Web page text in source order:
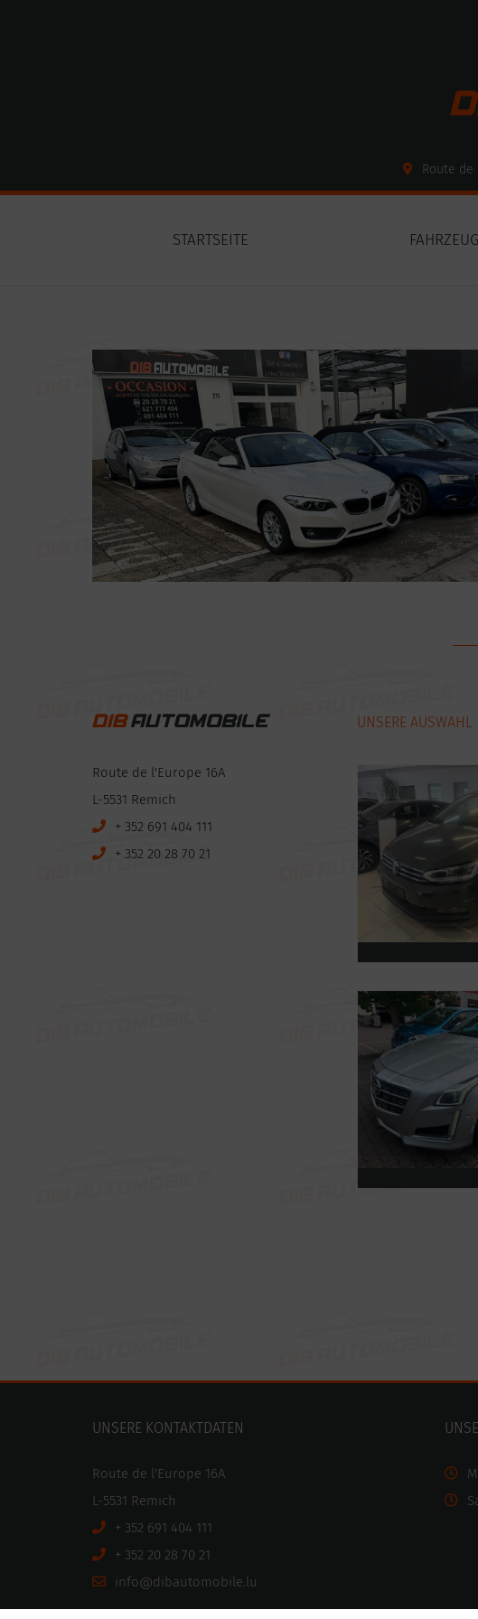
Route de
STARTSEITE
Route de l'Europe 16A
L-5531 Remich
+ 352 691 404 111
+ 352 20 28 70 21
UNSERE AUSWAHL
UNSERE KONTAKTDATEN
Route de l'Europe 16A
L-5531 Remich
+ 352 691 404 111
+ 352 20 28 70 21
ul.elibo
motuabid@of
ni